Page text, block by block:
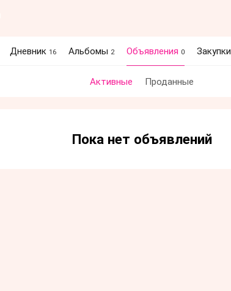
Дневник 16 Альбомы 2 Объявления 0 Закупки
Активные Проданные
Пока нет объявлений